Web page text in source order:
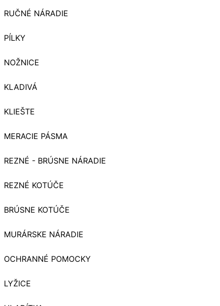
RUČNÉ NÁRADIE
PÍLKY
NOŽNICE
KLADIVÁ
KLIEŠTE
MERACIE PÁSMA
REZNÉ - BRÚSNE NÁRADIE
REZNÉ KOTÚČE
BRÚSNE KOTÚČE
MURÁRSKE NÁRADIE
OCHRANNÉ POMOCKY
LYŽICE